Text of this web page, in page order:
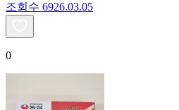
조회수 6926.03.05
0